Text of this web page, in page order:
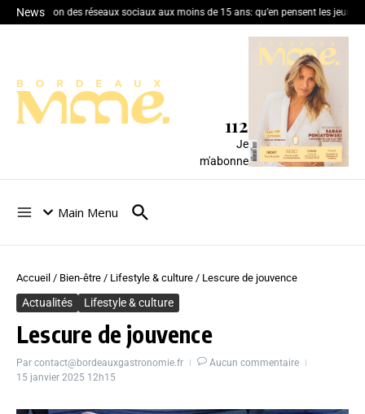
News
Interdiction des réseaux sociaux aux moins de 15 ans: qu’en pensent les jeunes
112
Je
m'abonne
Main Menu
Accueil / Bien-être / Lifestyle & culture / Lescure de jouvence
Actualités Lifestyle & culture
Lescure de jouvence
Par contact@bordeauxgastronomie.fr
Aucun commentaire
15 janvier 2025 12h15